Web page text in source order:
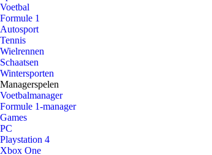
Voetbal
Formule 1
Autosport
Tennis
Wielrennen
Schaatsen
Wintersporten
Managerspelen
Voetbalmanager
Formule 1-manager
Games
PC
Playstation 4
Xbox One